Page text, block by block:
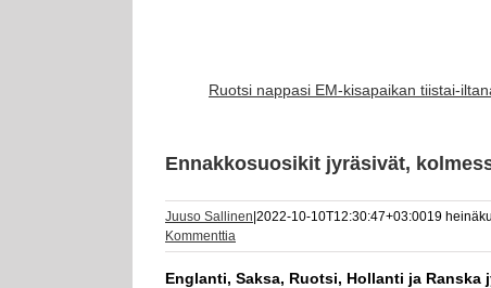
Ruotsi nappasi EM-kisapaikan tiistai-
Ennakkosuosikit jyräsivät,
Juuso Sallinen 2022-10-10T12:30:47+03:0019
Kommenttia
Englanti, Saksa, Ruotsi, Hollanti ja